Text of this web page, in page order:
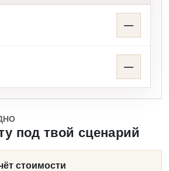
—
—
под твой сценарий
стоимости